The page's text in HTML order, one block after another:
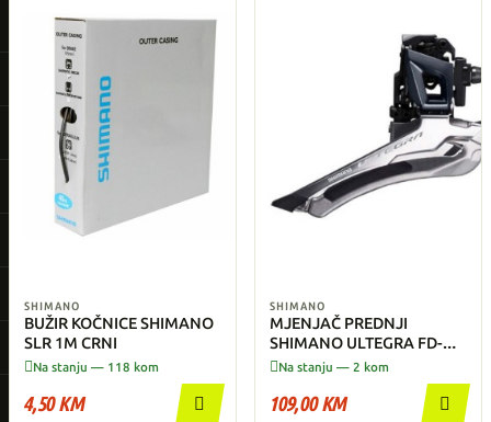
SHIMANO
BUŽIR KOČNICE SHIMANO
SLR 1M CRNI
Na stanju — 118 kom
4,50 KM 
SHIMANO
MJENJAČ PREDNJI
SHIMANO ULTEGRA FD-
R8000, 2x11
Na stanju — 2 kom
109,00 KM 